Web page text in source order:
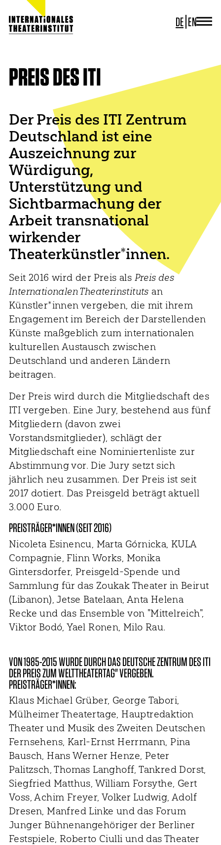
DE EN
PROJEKTE
PREIS DES ITI
Der Preis des ITI Zentrum
Deutschland ist eine
Auszeichnung zur
Würdigung,
Unterstützung und
Sichtbarmachung der
Arbeit transnational
wirkender
Theaterkünstler*innen.
Seit 2016 wird der Preis als Preis des
Internationalen Theaterinstituts an
Künstler*innen vergeben, die mit ihrem
Engagement im Bereich der Darstellenden
Künste maßgeblich zum internationalen
kulturellen Austausch zwischen
Deutschland und anderen Ländern
beitragen.
Der Preis wird durch die Mitgliedschaft des
ITI vergeben. Eine Jury, bestehend aus fünf
Mitgliedern (davon zwei
Vorstandsmitglieder), schlägt der
Mitgliedschaft eine Nominiertenliste zur
Abstimmung vor. Die Jury setzt sich
jährlich neu zusammen. Der Preis ist seit
2017 dotiert. Das Preisgeld beträgt aktuell
3.000 Euro.
PREISTRÄGER*INNEN (SEIT 2016)
Nicoleta Esinencu, Marta Górnicka, KULA
Compagnie, Flinn Works, Monika
Gintersdorfer, Preisgeld-Spende und
Sammlung für das Zoukak Theater in Beirut
(Libanon), Jetse Batelaan, Anta Helena
Recke und das Ensemble von "Mittelreich",
Viktor Bodó, Yael Ronen, Milo Rau.
VON 1985-2015 WURDE DURCH DAS DEUTSCHE ZENTRUM DES ITI
DER PREIS ZUM WELTTHEATERTAG" VERGEBEN.
PREISTRÄGER*INNEN:
Klaus Michael Grüber, George Tabori,
Mülheimer Theatertage, Hauptredaktion
Theater und Musik des Zweiten Deutschen
Fernsehens, Karl-Ernst Herrmann, Pina
Bausch, Hans Werner Henze, Peter
Palitzsch, Thomas Langhoff, Tankred Dorst,
Siegfried Matthus, William Forsythe, Gert
Voss, Achim Freyer, Volker Ludwig, Adolf
Dresen, Manfred Linke und das Forum
Junger Bühnenangehöriger der Berliner
Festspiele, Roberto Ciulli und das Theater